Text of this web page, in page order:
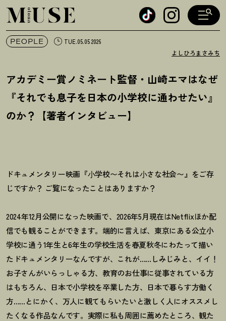
オトナミューズ ウェブ
PEOPLE TUE.05.05 2026
よしひろまさみち
アカデミー賞ノミネート監督・山崎エマはなぜ
『それでも息子を日本の小学校に通わせたい』
のか？ 【著者インタビュー】
ドキュメンタリー映画『⼩学校〜それは⼩さな社会〜』をご存
じですか？ ご覧になったことはありますか？
2024年12月公開になった映画で、2026年5月現在はNetflixほか配
信でも観ることができます。端的に言えば、東京にある公立小
学校に通う1年生と6年生の学校生活を春夏秋冬にわたって描い
たドキュメンタリーなんですが、これが……しみじみと、イイ ！
お子さんがいらっしゃる方、教育のお仕事に従事されている方
はもちろん、日本で小学校を卒業した方、日本で暮らす方働く
方……とにかく、万人に観てもらいたいと激しく人にオススメし
たくなる作品なんです。実際に私も周囲に薦めたところ、観た